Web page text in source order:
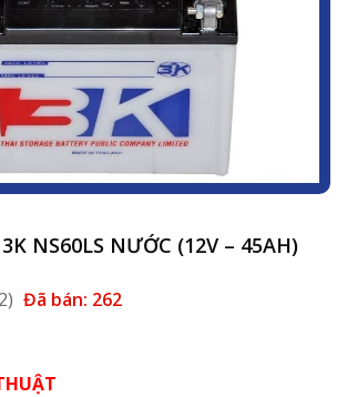
NS60LS NƯỚC (12V – 45AH)
Đã bán: 262